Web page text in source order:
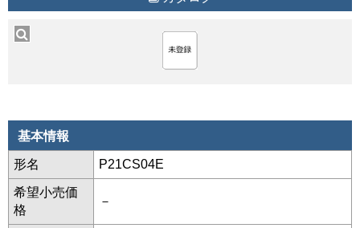
基本情報
形名 P21CS04E
希望小売価
格
－